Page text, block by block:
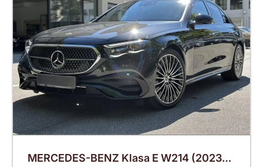
MERCEDES-BENZ Klasa E W214 (2023-)